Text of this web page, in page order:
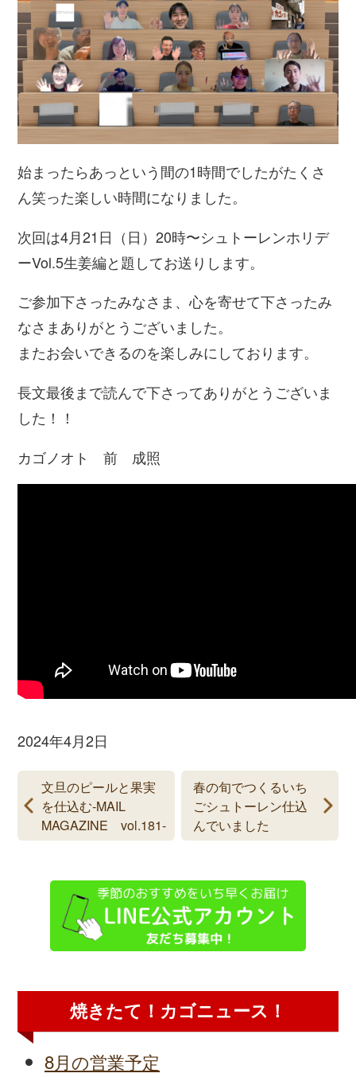
始まったらあっという間の1時間でしたがたくさ
ん笑った楽しい時間になりました。
次回は4月21日（日）20時〜シュトーレンホリデ
ーVol.5生姜編と題してお送りします。
ご参加下さったみなさま、心を寄せて下さったみ
なさまありがとうございました。
またお会いできるのを楽しみにしております。
長文最後まで読んで下さってありがとうございま
した！！
カゴノオト 前 成照
2024年4月2日
文旦のピールと果実
を仕込む-MAIL
MAGAZINE vol.181-
春の旬でつくるいち
ごシュトーレン仕込
んでいました
焼きたて！カゴニュース！
8月の営業予定